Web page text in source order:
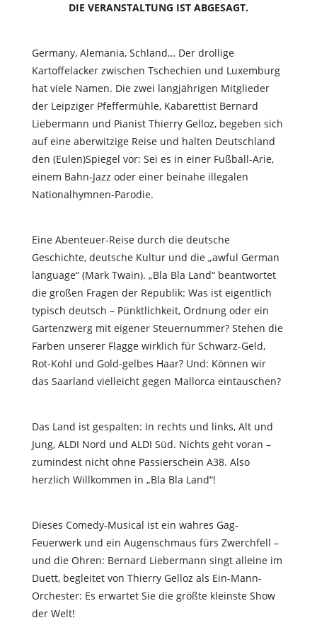
DIE VERANSTALTUNG IST ABGESAGT.
Germany, Alemania, Schland… Der drollige
Kartoffelacker zwischen Tschechien und Luxemburg
hat viele Namen. Die zwei langjährigen Mitglieder
der Leipziger Pfeffermühle, Kabarettist Bernard
Liebermann und Pianist Thierry Gelloz, begeben sich
auf eine aberwitzige Reise und halten Deutschland
den (Eulen)Spiegel vor: Sei es in einer Fußball-Arie,
einem Bahn-Jazz oder einer beinahe illegalen
Nationalhymnen-Parodie.
Eine Abenteuer-Reise durch die deutsche
Geschichte, deutsche Kultur und die „awful German
language“ (Mark Twain). „Bla Bla Land“ beantwortet
die großen Fragen der Republik: Was ist eigentlich
typisch deutsch – Pünktlichkeit, Ordnung oder ein
Gartenzwerg mit eigener Steuernummer? Stehen die
Farben unserer Flagge wirklich für Schwarz-Geld,
Rot-Kohl und Gold-gelbes Haar? Und: Können wir
das Saarland vielleicht gegen Mallorca eintauschen?
Das Land ist gespalten: In rechts und links, Alt und
Jung, ALDI Nord und ALDI Süd. Nichts geht voran –
zumindest nicht ohne Passierschein A38. Also
herzlich Willkommen in „Bla Bla Land“!
Dieses Comedy-Musical ist ein wahres Gag-
Feuerwerk und ein Augenschmaus fürs Zwerchfell –
und die Ohren: Bernard Liebermann singt alleine im
Duett, begleitet von Thierry Gelloz als Ein-Mann-
Orchester: Es erwartet Sie die größte kleinste Show
der Welt!